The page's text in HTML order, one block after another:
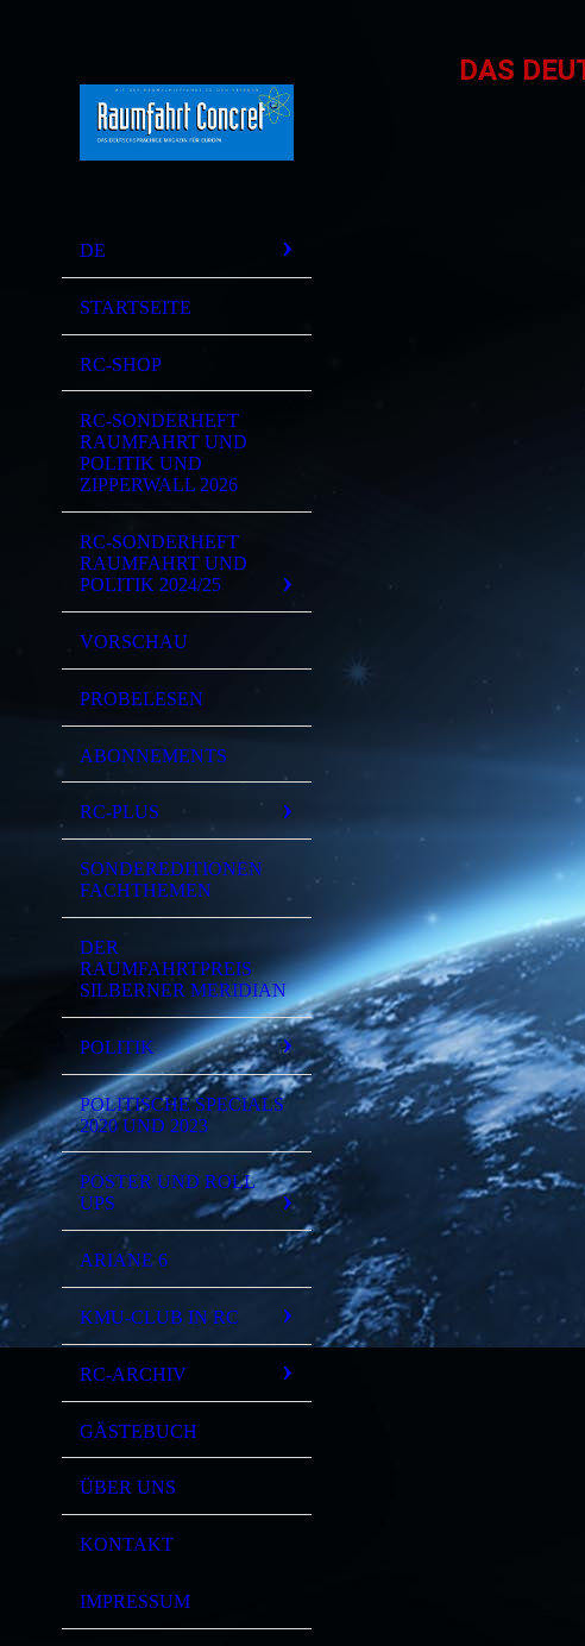
DE
STARTSEITE
RC-SHOP
RC-SONDERHEFT
RAUMFAHRT UND
POLITIK UND
ZIPPERWALL 2026
RC-SONDERHEFT
RAUMFAHRT UND
POLITIK 2024/25
VORSCHAU
PROBELESEN
ABONNEMENTS
RC-PLUS
SONDEREDITIONEN
FACHTHEMEN
DER
RAUMFAHRTPREIS
SILBERNER MERIDIAN
POLITIK
POLITISCHE SPECIALS
2020 UND 2023
POSTER UND ROLL
UPS
ARIANE 6
KMU-CLUB IN RC
RC-ARCHIV
GÄSTEBUCH
ÜBER UNS
KONTAKT
IMPRESSUM
DAS